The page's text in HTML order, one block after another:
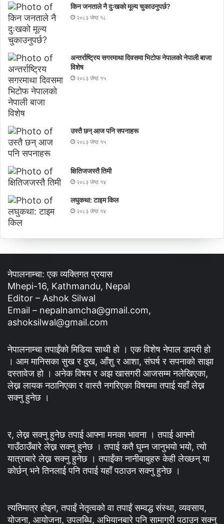
किन जनताले नै दुःखको मूल्य चुकाउनुपर्छ?
२०८३ जेष्ठ १८
अन्तर्राष्ट्रिय सगरमाथा दिवसमा भिटाेफ नेपालकाे नेपाली बाजा
विशेष
२०८३ जेष्ठ १५
उस्तै छन् आज पनि सपनाहरू
२०८३ जेष्ठ १५
क्षितिजजस्तै तिमी
२०८३ जेष्ठ १४
लघुकथा: टाइम किल
२०८३ जेष्ठ १४
नेपालनाम्चा: एक व्यक्तिगत प्रयास
Mhepi-16, Kathmandu, Nepal
Editor – Ashok Silwal
Email – nepalnamcha@gmail.com,
ashoksilwal@gmail.com
नेपालनाम्चा तपाईंको मिडिया साथी हो । एक विशेष नेपाल डायरी हो
। आम मानिसका सुख र दुख, आँशु र आशा, संघर्ष र सपनाको साझा
दस्तावेज हो । अनेक विषय र अझ खासगरी आजसम्म नलेखिएका,
लेख्न लायक नठानिएका र वास्तै नगरिएका विषयमा तपाई यहाँ लेख्न
सक्नु हुनेछ ।
र, लेख्न सक्नु हुनेछ तपाई आफ्ना मनका भावना । तपाई आफ्नो
गाउँठाउँबारे लेख्न सक्नु हुनेछ । तपाई कतै घुम्न जानुभयो भयो, त्यो
यात्राबारे लेख्न सक्नु हुनेछ । तपाईंका नानीबाबुहरु केही लेख्छन् या
कोर्छन् भने तिनलाई पनि तपाई यहाँ पठाउन सक्नु हुनेछ ।
त्यतिमात्र होइन, तपाईं नेतृत्वको वा तपाईं सम्वद्ध संस्था, व्यवसाय,
योजना, आयोजना, उपलब्धि, अभियानबारे पनि सामाग्री पठाउन सक्नु